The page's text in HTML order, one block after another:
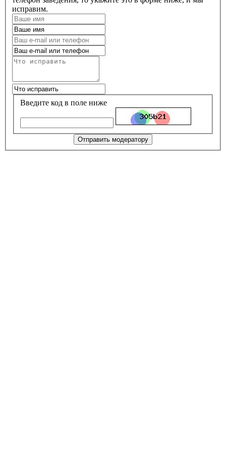
исправим.
Введите код в поле ниже
Отправить модератору